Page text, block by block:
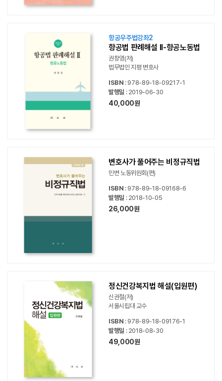
항공우주법강좌2
항공법 판례해설 II-항공노동법
권창영(저)
법무법인 지평 변호사
ISBN : 978-89-18-09217-1
발행일 : 2019-06-30
40,000원
변호사가 풀어주는 비정규직법
민변 노동위원회(편)
ISBN : 978-89-18-09168-6
발행일 : 2018-10-05
26,000원
정신건강복지법 해설(입원편)
신권철(저)
서울시립대 교수
ISBN : 978-89-18-09176-1
발행일 : 2018-08-30
49,000원